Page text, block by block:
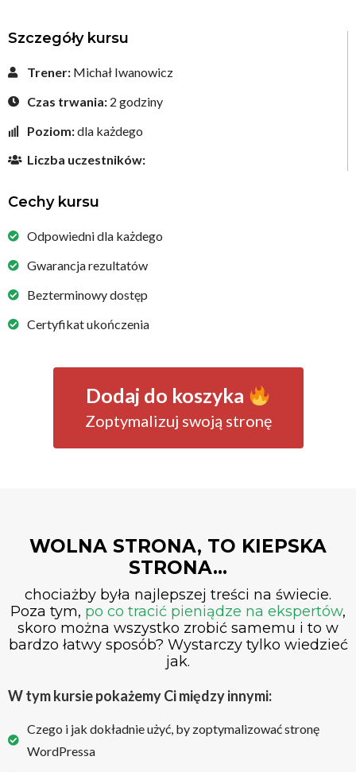
Szczegóły kursu
Trener:Michał Iwanowicz
Czas trwania:2 godziny
Poziom:dla każdego
Liczba uczestników:
Cechy kursu
Odpowiedni dla każdego
Gwarancja rezultatów
Bezterminowy dostęp
Certyfikat ukończenia
Dodaj do koszyka
Zoptymalizuj swoją stronę
WOLNA STRONA, TO KIEPSKA
STRONA...
chociażby była najlepszej treści na świecie.
Poza tym, po co tracić pieniądze na ekspertów,
skoro można wszystko zrobić samemu i to w
bardzo łatwy sposób? Wystarczy tylko wiedzieć
jak.
W tym kursie pokażemy Ci między innymi:
Czego i jak dokładnie użyć, by zoptymalizować stronę
WordPressa